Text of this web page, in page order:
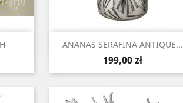
ANANAS SERAFINA ANTIQUE...
Cena
199,00 zł
Szybki podgląd